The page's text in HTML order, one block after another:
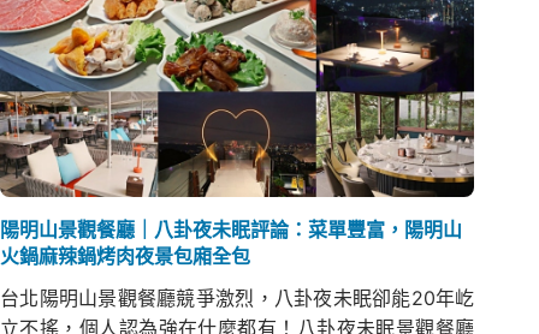
陽明山景觀餐廳｜八卦夜未眠評論：菜單豐富，陽明山
火鍋麻辣鍋烤肉夜景包廂全包
台北陽明山景觀餐廳競爭激烈，八卦夜未眠卻能20年屹
立不搖，個人認為強在什麼都有！八卦夜未眠景觀餐廳